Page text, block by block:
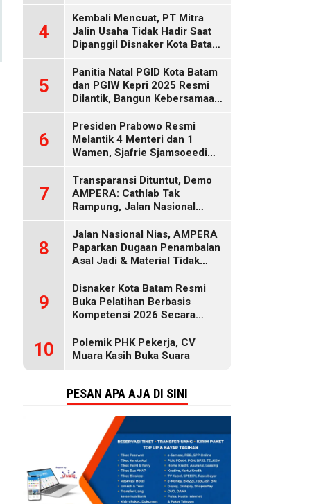
4
Kembali Mencuat, PT Mitra
Jalin Usaha Tidak Hadir Saat
Dipanggil Disnaker Kota Batam
5
Panitia Natal PGID Kota Batam
dan PGIW Kepri 2025 Resmi
Dilantik, Bangun Kebersamaan
Oikumenis
6
Presiden Prabowo Resmi
Melantik 4 Menteri dan 1
Wamen, Sjafrie Sjamsoeedi
Gantikan Budi Gunawan
7
Transparansi Dituntut, Demo
AMPERA: Cathlab Tak
Rampung, Jalan Nasional
8
Jalan Nasional Nias, AMPERA
Paparkan Dugaan Penambalan
Asal Jadi & Material Tidak
9
Disnaker Kota Batam Resmi
Buka Pelatihan Berbasis
Kompetensi 2026 Secara
10
Polemik PHK Pekerja, CV
Muara Kasih Buka Suara
PESAN APA AJA DI SINI